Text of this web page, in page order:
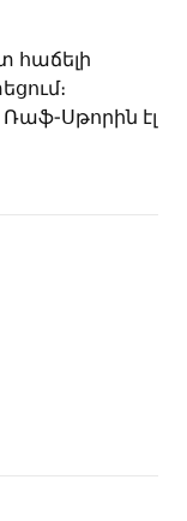
հաճելի
Ռաֆ-Սթորին էլ